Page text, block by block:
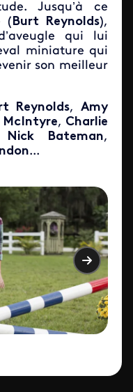
Jusqu’à ce
(Burt Reynolds),
qui lui
miniature qui
son meilleur
Reynolds,
Amy
McIntyre, Charlie
Nick Bateman,
...